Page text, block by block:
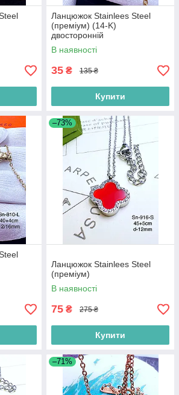
Ланцюжок Stainlees Steel
(преміум) (14-K)
двосторонній
В наявності
35 ₴ 135 ₴
Купити
–73%
Ланцюжок Stainlees Steel
(преміум)
В наявності
75 ₴ 275 ₴
Купити
–71%